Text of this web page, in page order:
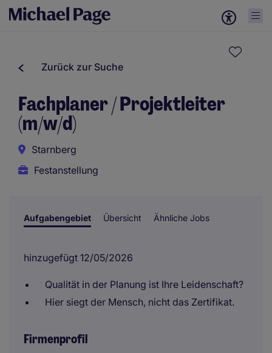
Zurück zur Suche
Fachplaner / Projektleiter
(m/w/d)
Starnberg
Festanstellung
Aufgabengebiet Übersicht Ähnliche Jobs
hinzugefügt 12/05/2026
Qualität in der Planung ist Ihre Leidenschaft?
Hier siegt der Mensch, nicht das Zertifikat.
Firmenprofil